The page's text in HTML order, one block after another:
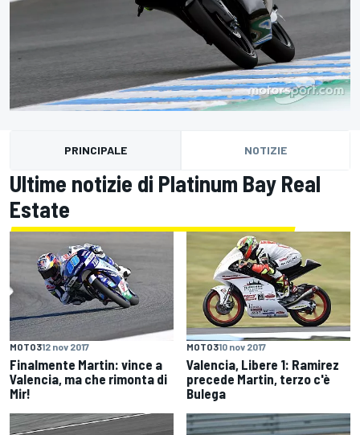
PRINCIPALE NOTIZIE
Ultime notizie di Platinum Bay Real
Estate
MOTO312 nov 2017
Finalmente Martin: vince a
Valencia, ma che rimonta di
Mir!
MOTO310 nov 2017
Valencia, Libere 1: Ramirez
precede Martin, terzo c'è
Bulega